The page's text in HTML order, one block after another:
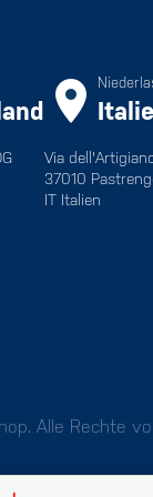
Via
37010
IT Italien
Alle Rechte